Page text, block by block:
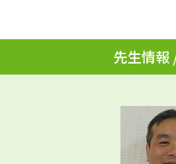
お支払いについて
先生情報